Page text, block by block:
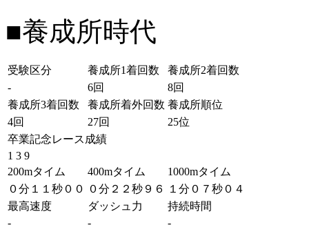
■養成所時代
受験区分 養成所1着回数
養成所2着回数
-
6回
8回
養成所3着回数
養成所着外回数 養成所順位
4回
27回
25位
卒業記念レース成績
1 3 9
200mタイム
400mタイム
1000mタイム
０分１１秒００ ０分２２秒９６
１分０７秒０４
最高速度
ダッシュ力
持続時間
-
-
-